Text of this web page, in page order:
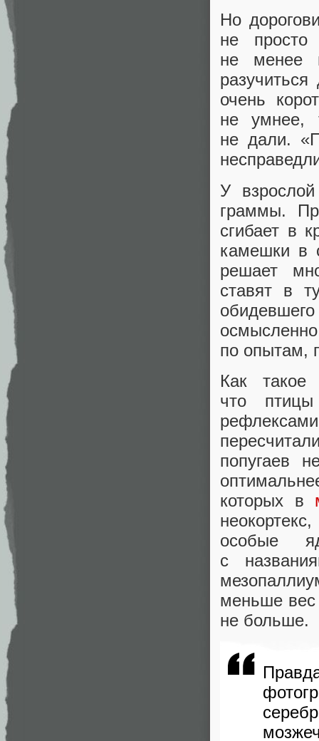
Но
не
не менее
очень
не умнее,
не дали.
У
граммы.
сгибает в
камешки в
решает
ставят в
по опытам,
Как
что
попугаев
которых в
особые
с
меньше
не больше.